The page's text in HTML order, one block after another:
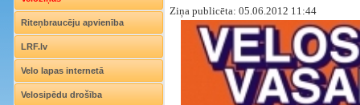
Riteņbraucēju apvienība
LRF.lv
Velo lapas internetā
Velosipēdu drošība
Ziņa publicēta: 05.06.2012 11:44